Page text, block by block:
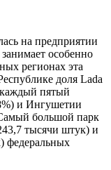
на предприятии
особенно
регионах эта
доля Lada
каждый пятый
и Ингушетии
большой парк
тысячи штук) и
федеральных